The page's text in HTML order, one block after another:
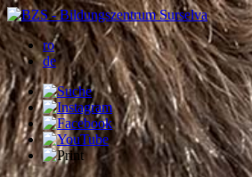
ro
de